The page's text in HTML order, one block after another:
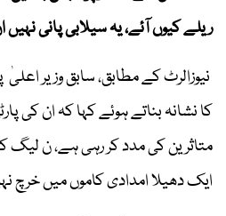
ریلے کیوں آئے، یہ سیلابی پانی
نیوزالرٹ کے مطابق، سابق وزیر
کا نشانہ بناتے ہوئے کہا کہ ان کی
متاثرین کی مدد کر رہی ہے، ن
ایک دھیلا امدادی کاموں میں خرچ